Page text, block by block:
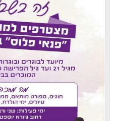
עיריית טירת כרמל